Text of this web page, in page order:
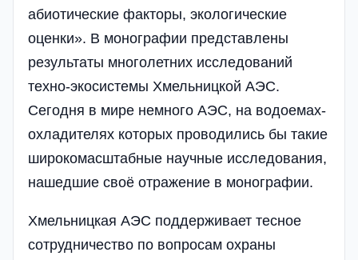
абиотические факторы, экологические
оценки». В монографии представлены
результаты многолетних исследований
техно-экосистемы Хмельницкой АЭС.
Сегодня в мире немного АЭС, на водоемах-
охладителях которых проводились бы такие
широкомасштабные научные исследования,
нашедшие своё отражение в монографии.
Хмельницкая АЭС поддерживает тесное
сотрудничество по вопросам охраны